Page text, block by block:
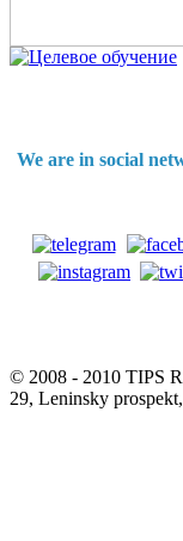
We are in social
© 2008 - 2010 TIPS
29, Leninsky